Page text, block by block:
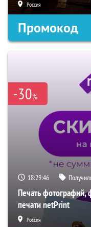
Россия
Промокод
-30%
18:29:45
Печать фотографий,
печати netPrint
Россия